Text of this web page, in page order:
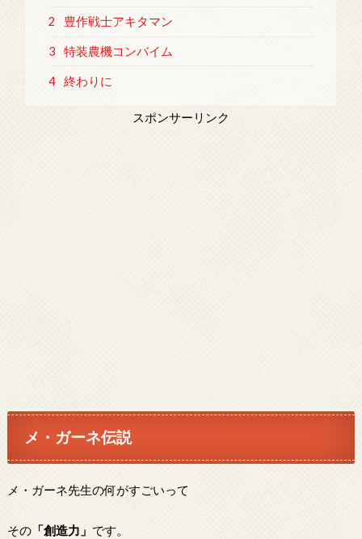
2 豊作戦士アキタマン
3 特装農機コンバイム
4 終わりに
スポンサーリンク
メ・ガーネ伝説
メ・ガーネ先生の何がすごいって
その「創造力」 です。